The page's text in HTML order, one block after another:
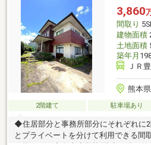
んの遊び場にもぴったりです。駐車場
車を並べて駐車できます。
3,860
間取り
建物面積
土地面積
築年月
ＪＲ
熊本
2階建て 駐車場あり
◆住居部分と事務所部分にそれぞれに
とプライベートを分けて利用できる間